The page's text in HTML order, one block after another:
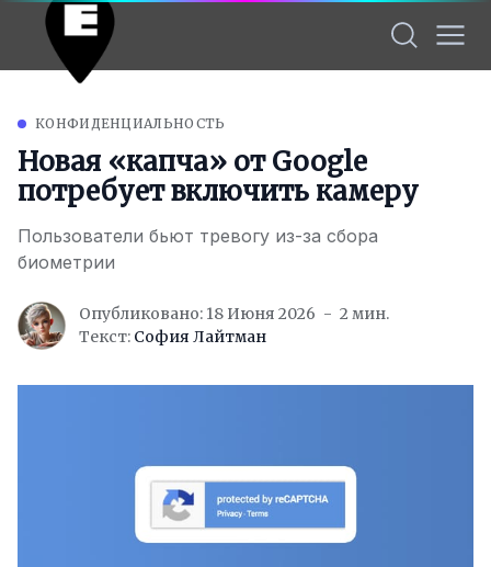
КОНФИДЕНЦИАЛЬНОСТЬ
Новая «капча» от Google
потребует включить камеру
Пользователи бьют тревогу из-за сбора
биометрии
Опубликовано: 18 Июня 2026
2 мин.
Текст: София Лайтман